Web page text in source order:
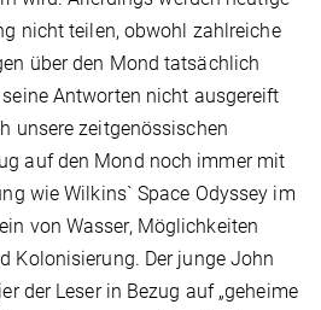
nicht teilen, obwohl zahlreiche
über den Mond tatsächlich
Antworten nicht ausgereift
unsere zeitgenössischen
auf den Mond noch immer mit
wie Wilkins` Space Odyssey im
von Wasser, Möglichkeiten
Kolonisierung. Der junge John
der Leser in Bezug auf „geheime